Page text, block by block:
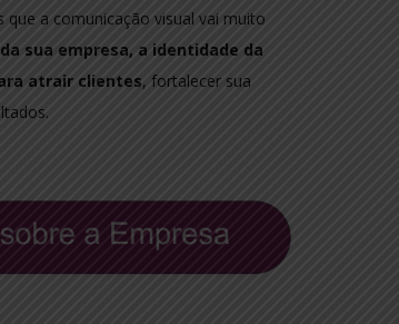
que a comunicação visual vai muito
sua empresa, a identidade da
atrair clientes, fortalecer sua